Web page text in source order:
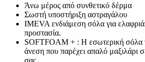
Άνω μέρος από συνθετικό δέρμα
Σωστή υποστήριξη αστραγάλου
IMEVA ενδιάμεση σόλα για
προστασία.
SOFTFOAM + : Η εσωτερική σόλα
άνεση που παρέχει απαλό μαξιλάρι
σας